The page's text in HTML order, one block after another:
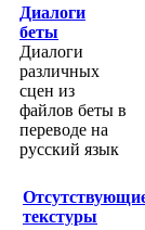
Диалоги
беты
Диалоги
различных
сцен из
файлов беты в
переводе на
русский язык
текстуры